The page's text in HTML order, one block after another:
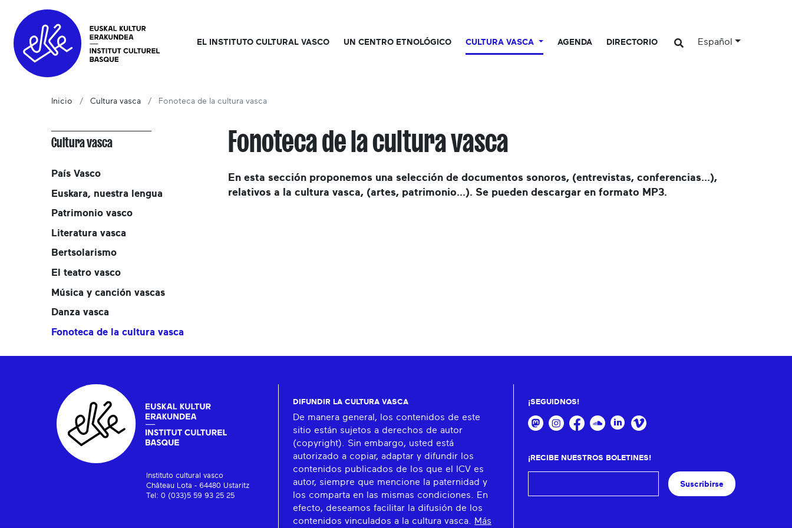
EL INSTITUTO CULTURAL VASCO UN CENTRO ETNOLÓGICO CULTURA VASCA AGENDA DIRECTORIO Español
Inicio Cultura vasca Fonoteca de la cultura vasca
Fonoteca de la cultura vasca
En esta sección proponemos una selección de documentos sonoros, (entrevistas, conferencias...),
relativos a la cultura vasca, (artes, patrimonio...). Se pueden descargar en formato MP3.
Cultura vasca
País Vasco
Euskara, nuestra lengua
Patrimonio vasco
Literatura vasca
Bertsolarismo
El teatro vasco
Música y canción vascas
Danza vasca
Fonoteca de la cultura vasca
Instituto cultural vasco
Château Lota - 64480 Ustaritz
Tel: 0 (033)5 59 93 25 25
DIFUNDIR LA CULTURA VASCA
De manera general, los contenidos de este
sitio están sujetos a derechos de autor
(copyright). Sin embargo, usted está
autorizado a copiar, adaptar y difundir los
contenidos publicados de los que el ICV es
autor, siempre que mencione la paternidad y
los comparta en las mismas condiciones. En
efecto, deseamos facilitar la difusión de los
contenidos vinculados a la cultura vasca.
Más
¡SEGUIDNOS!
¡RECIBE NUESTROS BOLETINES!
Suscribirse